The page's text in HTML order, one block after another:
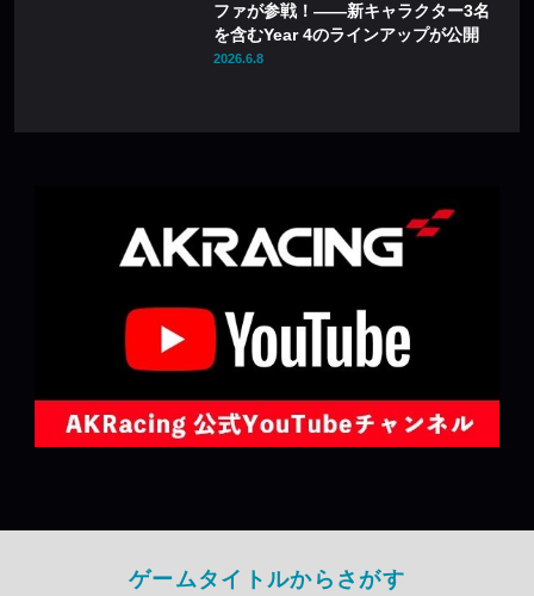
ファが参戦！――新キャラクター3名
を含むYear 4のラインアップが公開
2026.6.8
ゲームタイトルからさがす